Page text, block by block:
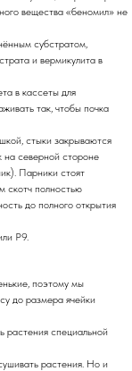
вещества «беномил» не
субстратом,
и вермикулита в
в кассеты для
так, чтобы почка
стыки закрываются
на северной стороне
Парники стоят
скотч полностью
до полного открытия
Р9.
поэтому мы
до размера ячейки
растения специальной
растения. Но и